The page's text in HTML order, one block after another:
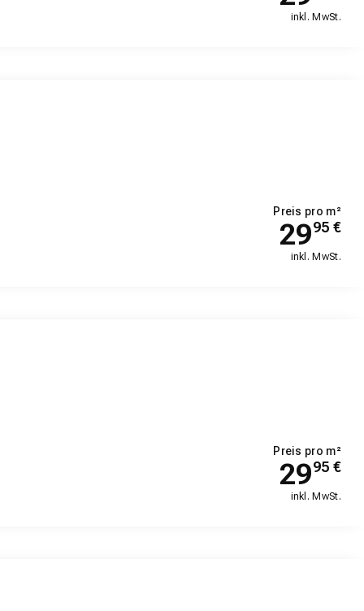
inkl. MwSt.
Preis pro m²
2995 €
inkl. MwSt.
Preis pro m²
2995 €
inkl. MwSt.